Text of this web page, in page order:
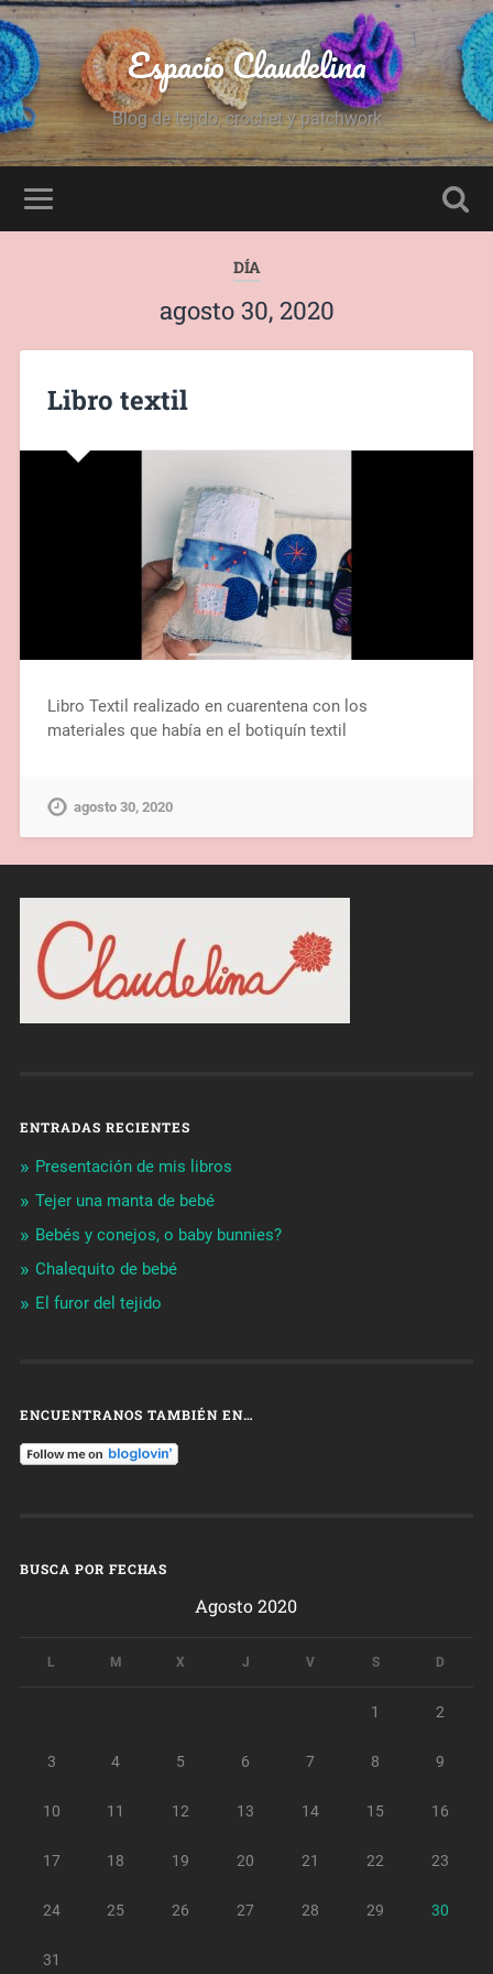
Espacio Claudelina
Blog de tejido, crochet y patchwork
DÍA
agosto 30, 2020
Libro textil
Libro Textil realizado en cuarentena con los
materiales que había en el botiquín textil
agosto 30, 2020
ENTRADAS RECIENTES
Presentación de mis libros
Tejer una manta de bebé
Bebés y conejos, o baby bunnies?
Chalequito de bebé
El furor del tejido
ENCUENTRANOS TAMBIÉN EN…
BUSCA POR FECHAS
Agosto 2020
L M X J V S D
1 2
3 4 5 6 7 8 9
10 11 12 13 14 15 16
17 18 19 20 21 22 23
24 25 26 27 28 29 30
31